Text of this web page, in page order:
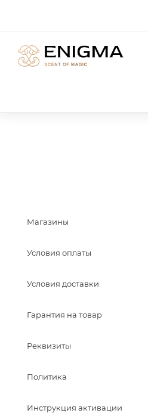
Магазины
Условия оплаты
Условия доставки
Гарантия на товар
Реквизиты
Политика
Инструкция активации